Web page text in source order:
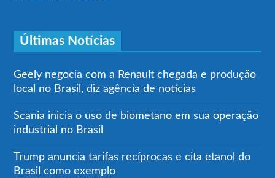
Últimas Notícias
Geely negocia com a Renault chegada e produção
local no Brasil, diz agência de notícias
Scania inicia o uso de biometano em sua operação
industrial no Brasil
Trump anuncia tarifas recíprocas e cita etanol do
Brasil como exemplo